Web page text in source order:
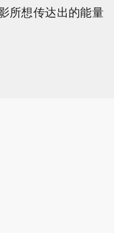
所想传达出的能量